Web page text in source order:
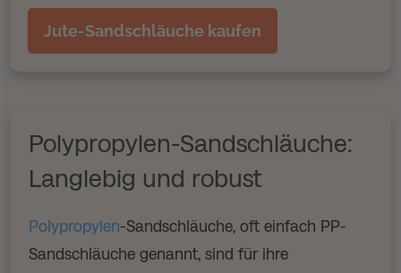
Jute-Sandschläuche kaufen
Polypropylen-Sandschläuche:
Langlebig und robust
Polypropylen-Sandschläuche, oft einfach PP-
Sandschläuche genannt, sind für ihre